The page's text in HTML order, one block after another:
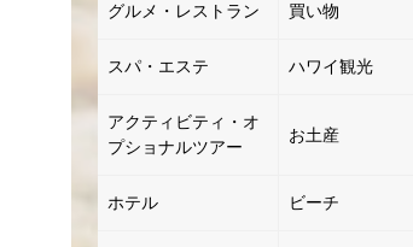
グルメ・レストラン 買い物
スパ・エステ ハワイ観光
アクティビティ・オ
プショナルツアー
お土産
ホテル ビーチ